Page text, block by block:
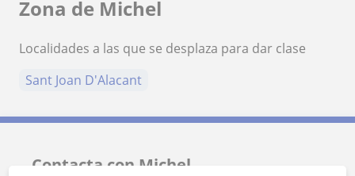
Zona de Michel
Localidades a las que se desplaza para dar clase
Sant Joan D'Alacant
Contacta con Michel